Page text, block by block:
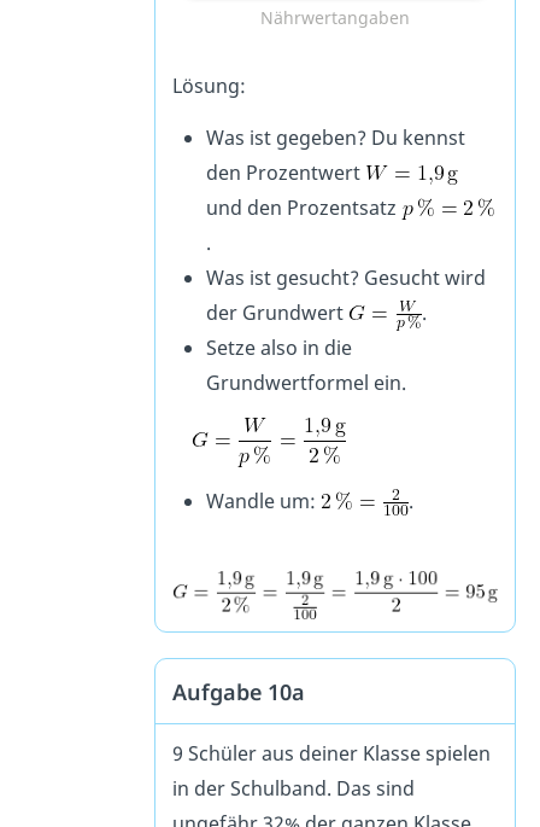
Nährwertangaben
Lösung:
Was ist gegeben? Du kennst
den Prozentwert
und den Prozentsatz
.
Was ist gesucht? Gesucht wird
der Grundwert
.
Setze also in die
Grundwertformel ein.
Wandle um: .
Aufgabe 10a
9 Schüler aus deiner Klasse spielen
in der Schulband. Das sind